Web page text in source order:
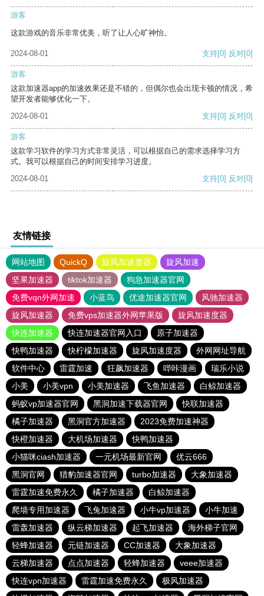
游客
这款游戏的音乐非常优美，听了让人心旷神怡。
2024-08-01 支持[0] 反对[0]
游客
这款加速器app的加速效果还是不错的，但偶尔也会出现卡顿的情况，希
望开发者能够优化一下。
2024-08-01
支持[0] 反对[0]
游客
这款学习软件的学习方式非常灵活，可以根据自己的需求选择学习方
式。我可以根据自己的时间安排学习进度。
2024-08-01
支持[0] 反对[0]
友情链接
网站地图 QuickQ 旋风加速度器
旋风加速
坚果加速器
tiktok加速器
狗急加速器官网
免费vqn外网加速
小蓝鸟 优途加速器官网
风驰加速器
旋风加速器
免费vps加速器外网苹果版
旋风加速度器
快连加速器
快连加速器官网入口
原子加速器
快鸭加速器
快柠檬加速器 旋风加速度器
外网网址导航
软件中心
雷霆加速 狂飙加速器 哔咔漫画
瑞乐小说
小美
小美vpn 小美加速器 飞鱼加速器
白鲸加速器
蚂蚁vp加速器官网
黑洞加速下载器官网
快联加速器
橘子加速器
黑洞官方加速器
2023免费加速神器
快橙加速器
大机场加速器
快鸭加速器
小猫咪ciash加速器
一元机场最新官网
优云666
黑洞官网
猎豹加速器官网 turbo加速器
大象加速器
雷霆加速免费永久
橘子加速器
白鲸加速器
爬墙专用加速器
飞兔加速器 小牛vp加速器
小牛加速
雷轰加速器
纵云梯加速器 起飞加速器
海外梯子官网
轻蜂加速器
元链加速器 CC加速器
大象加速器
云梯加速器
点点加速器 轻蜂加速器
veee加速器
快连vρn加速器
雷霆加速免费永久
极风加速器